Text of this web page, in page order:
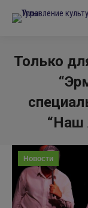
Только
“Наш
Новости